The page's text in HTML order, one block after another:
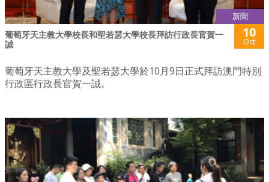
新聞
葡萄牙天主教大學校長和聖若瑟大學校長拜訪行政長官賀一
誠
10
Oct
葡萄牙天主教大學及聖若瑟大學於10月9日正式拜訪澳門特別
行政區行政長官賀一誠。